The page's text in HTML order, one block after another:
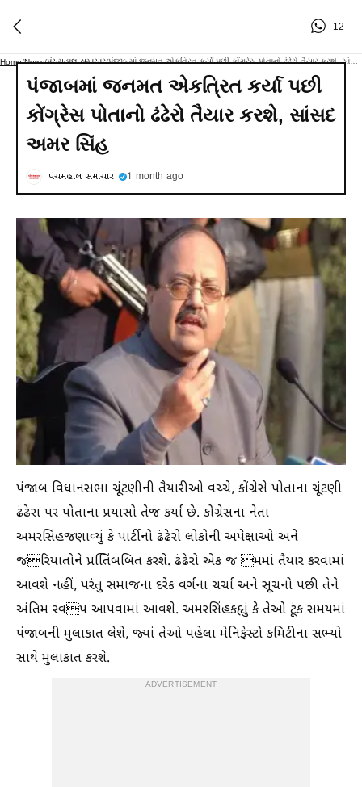
12
Home/News/પંચમહાલ સમાચાર/
પંજાબમાં જનમત એકત્રિત કર્યા પછી
કોંગ્રેસ પોતાનો ઢંઢેરો તૈયાર કરશે, સાંસદ
અમર સિંહ
પંચમહાલ સમાચાર 1 month ago
પંજાબ વિધાનસભા ચૂંટણીની તૈયારીઓ વચ્ચે, કોંગ્રેસે પોતાના ચૂંટણી
ઢંઢેરા પર પોતાના પ્રયાસો તેજ કર્યા છે. કોંગ્રેસના નેતા
અમરસિંહજણાવ્યું કે પાર્ટીનો ઢંઢેરો લોકોની અપેક્ષાઓ અને
જરિયાતોને પ્રતિિંબબિત કરશે. ઢંઢેરો એક જ મમાં તૈયાર કરવામાં
આવશે નહીં, પરંતુ સમાજના દરેક વર્ગના ચર્ચા અને સૂચનો પછી તેને
અંતિમ સ્વપ આપવામાં આવશે. અમરસિંહકહૃાું કે તેઓ ટૂંક સમયમાં
પંજાબની મુલાકાત લેશે, જ્યાં તેઓ પહેલા મેનિફેસ્ટો કમિટીના સભ્યો
સાથે મુલાકાત કરશે.
ADVERTISEMENT